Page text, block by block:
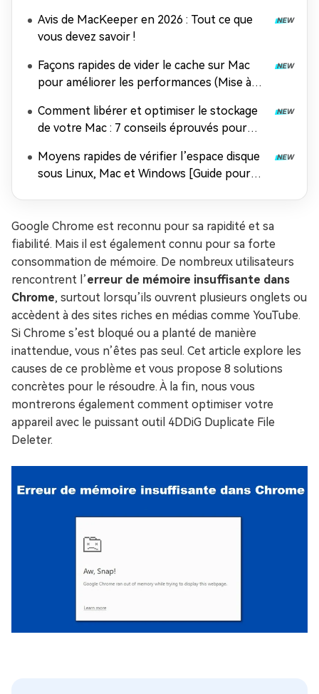
Avis de MacKeeper en 2026 : Tout ce que
vous devez savoir !
Façons rapides de vider le cache sur Mac
pour améliorer les performances (Mise à
Comment libérer et optimiser le stockage
de votre Mac : 7 conseils éprouvés pour
Moyens rapides de vérifier l’espace disque
sous Linux, Mac et Windows [Guide pour
Google Chrome est reconnu pour sa rapidité et sa
fiabilité. Mais il est également connu pour sa forte
consommation de mémoire. De nombreux utilisateurs
rencontrent l’erreur de mémoire insuffisante dans
Chrome, surtout lorsqu’ils ouvrent plusieurs onglets ou
accèdent à des sites riches en médias comme YouTube.
Si Chrome s’est bloqué ou a planté de manière
inattendue, vous n’êtes pas seul. Cet article explore les
causes de ce problème et vous propose 8 solutions
concrètes pour le résoudre. À la fin, nous vous
montrerons également comment optimiser votre
appareil avec le puissant outil 4DDiG Duplicate File
Deleter.